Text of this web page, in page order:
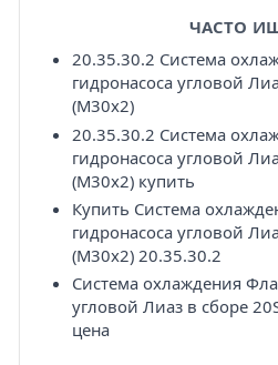
ЧАСТО
20.35.30.2 Система
гидронасоса угловой
(M30x2)
20.35.30.2 Система
гидронасоса угловой
(M30x2) купить
Купить Система
гидронасоса угловой
(M30x2) 20.35.30.2
Система охлаждения
угловой Лиаз в сборе
цена